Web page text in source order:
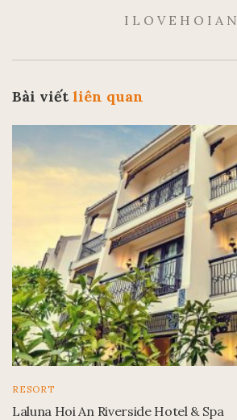
I L O V E H O I A N
Bài viết liên quan
RESORT
Laluna Hoi An Riverside Hotel & Spa